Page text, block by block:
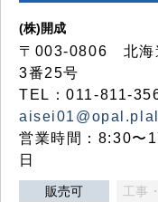
(株)開成
〒003-0806 北海
3番25号
TEL：011-811-
営業時間：8:30〜
日
販売可 工事